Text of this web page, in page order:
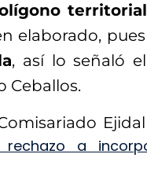
territorial
elaborado, pues
, así lo señaló
Ceballos.
a